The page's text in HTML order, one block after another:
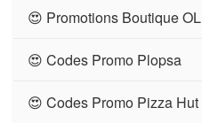
😍 Promotions Boutique OL
😍 Codes Promo Plopsa
😍 Codes Promo Pizza Hut